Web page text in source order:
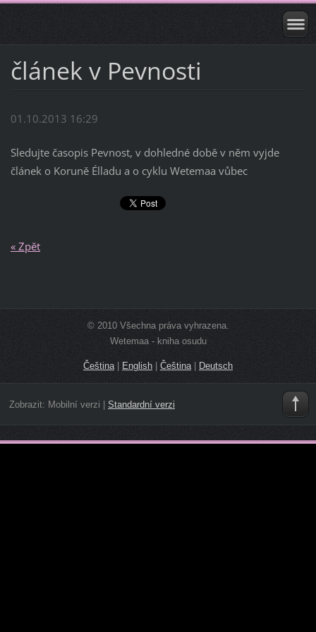
článek v Pevnosti
01.10.2013 16:29
Sledujte časopis Pevnost, v dohledné době v něm vyjde
článek o Koruně Élladu a o cyklu Wetemaa vůbec
« Zpět
© 2010 Všechna práva vyhrazena.
Wetemaa - kniha osudu
Čeština| English | Čeština | Deutsch
Zobrazit: Mobilní verzi Standardní verzi